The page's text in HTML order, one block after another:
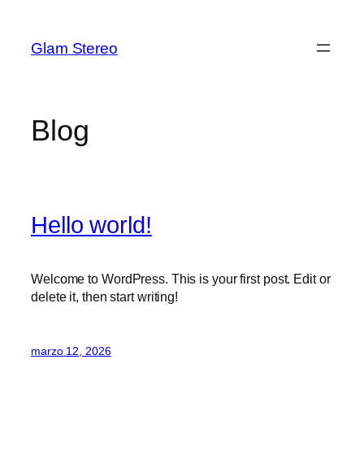
contenido
Glam Stereo
Blog
Hello world!
Welcome to WordPress. This is your first post. Edit or
delete it, then start writing!
marzo 12, 2026